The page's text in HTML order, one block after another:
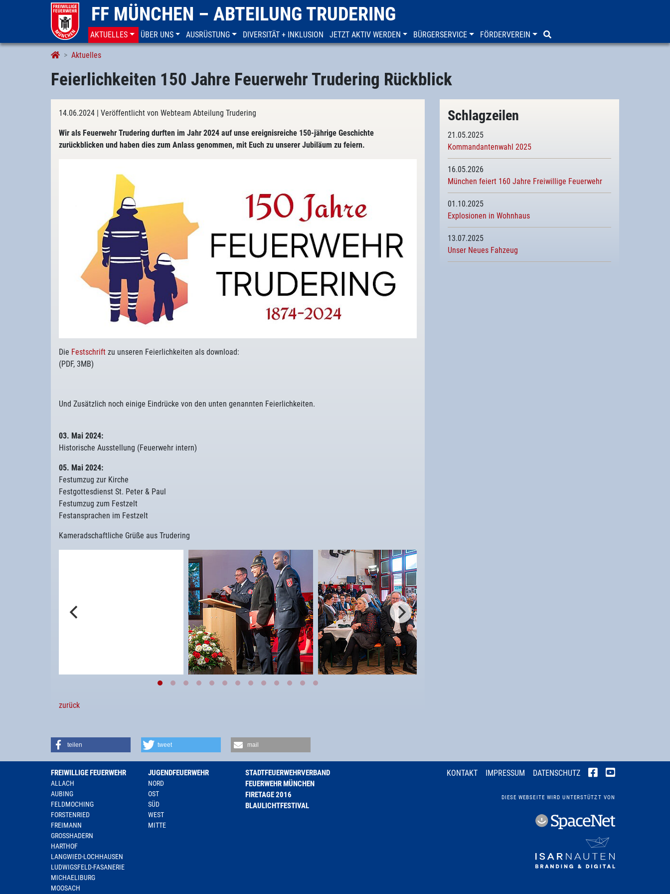
FF MÜNCHEN – ABTEILUNG TRUDERING
AKTUELLES ÜBER UNS AUSRÜSTUNG DIVERSITÄT + INKLUSION JETZT AKTIV WERDEN BÜRGERSERVICE FÖRDERVEREIN
Aktuelles
Feierlichkeiten 150 Jahre Feuerwehr Trudering Rückblick
14.06.2024 | Veröffentlicht von Webteam Abteilung Trudering
Wir als Feuerwehr Trudering durften im Jahr 2024 auf unse ereignisreiche 150-jährige Geschichte
zurückblicken und haben dies zum Anlass genommen, mit Euch zu unserer Jubiläum zu feiern.
Die Festschrift zu unseren Feierlichkeiten als download:
(PDF, 3MB)
Und Zusätzlich noch einige Eindrücke von den unten genannten Feierlichkeiten.
03. Mai 2024:
Historische Ausstellung (Feuerwehr intern)
05. Mai 2024:
Festumzug zur Kirche
Festgottesdienst St. Peter & Paul
Festumzug zum Festzelt
Festansprachen im Festzelt
Kameradschaftliche Grüße aus Trudering
zurück
Schlagzeilen
21.05.2025
Kommandantenwahl 2025
16.05.2026
München feiert 160 Jahre Freiwillige Feuerwehr
01.10.2025
Explosionen in Wohnhaus
13.07.2025
Unser Neues Fahzeug
teilen tweet mail
FREIWILLIGE FEUERWEHR
ALLACH
AUBING
FELDMOCHING
FORSTENRIED
FREIMANN
GROSSHADERN
HARTHOF
LANGWIED-LOCHHAUSEN
LUDWIGSFELD-FASANERIE
MICHAELIBURG
MOOSACH
JUGENDFEUERWEHR
NORD
OST
SÜD
WEST
MITTE
STADTFEUERWEHRVERBAND
FEUERWEHR MÜNCHEN
FIRETAGE 2016
BLAULICHTFESTIVAL
KONTAKT IMPRESSUM DATENSCHUTZ
DIESE WEBSEITE WIRD UNTERSTÜTZT VON